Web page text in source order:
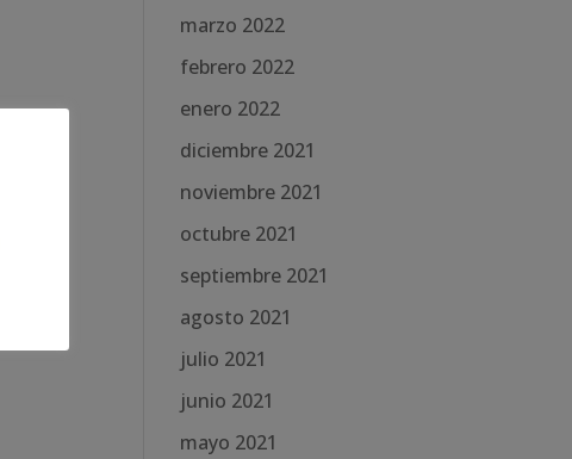
marzo 2022
febrero 2022
enero 2022
diciembre 2021
noviembre 2021
octubre 2021
septiembre 2021
agosto 2021
julio 2021
junio 2021
mayo 2021